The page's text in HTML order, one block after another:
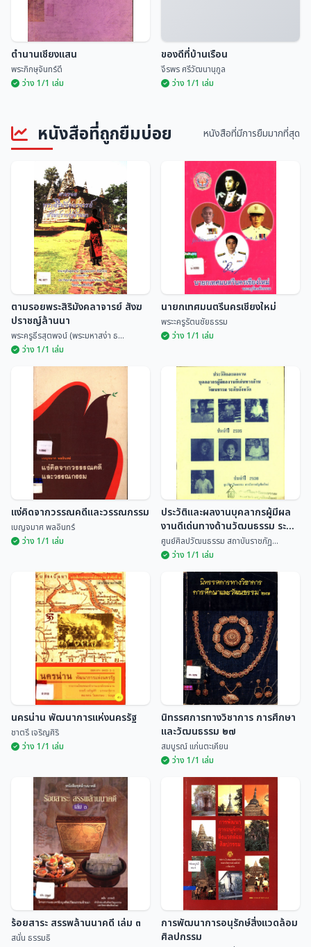
ตำนานเชียงแสน
ตำนานเชียงแสน
พระภิกษุจันทร์ดี
ว่าง 1/1 เล่ม
ของดีที่บ้านเรือน
จีรพร ศรีวัฒนานุกูล
ว่าง 1/1 เล่ม
หนังสือที่ถูกยืมบ่อย หนังสือที่มีการยืมมากที่สุด
ตามรอยพระสิริมังคลาจารย์ สังฆ
ปราชญ์ล้านนา
พระครูธีรสุตพจน์ (พร...
ตามรอยพระสิริมังคลาจารย์ สังฆ
ปราชญ์ล้านนา
พระครูธีรสุตพจน์ (พระมหาสง่า ธ...
ว่าง 1/1 เล่ม
นายกเทศมนตรีนครเชียงใหม่
พระะครูรัตนชัยธรรม
นายกเทศมนตรีนครเชียงใหม่
พระะครูรัตนชัยธรรม
ว่าง 1/1 เล่ม
แง่คิดจากวรรณคดีและ
วรรณกรรม
เบญจมาศ พลอินทร์
แง่คิดจากวรรณคดีและวรรณกรรม
เบญจมาศ พลอินทร์
ว่าง 1/1 เล่ม
ประวัติและผลงานบุคลากรผู้มีผล
งานดีเด่นทางด้านวัฒนธรรม
ระดับจังหวัด ประจำปี 2535
ศูนย์ศิลปวัฒนธรรม สถ...
ประวัติและผลงานบุคลากรผู้มีผล
งานดีเด่นทางด้านวัฒนธรรม ระดับ
จังหวัด ประจำปี 2535
ศูนย์ศิลปวัฒนธรรม สถาบันราชภัฏ...
ว่าง 1/1 เล่ม
นครน่าน พัฒนาการแห่งนครรัฐ
ชาตรี เจริญศิริ
นครน่าน พัฒนาการแห่งนครรัฐ
ชาตรี เจริญศิริ
ว่าง 1/1 เล่ม
นิทรรศการทางวิชาการ การศึกษา
และวัฒนธรรม ๒๗
สมบูรณ์ แก่นตะเคียน
นิทรรศการทางวิชาการ การศึกษา
และวัฒนธรรม ๒๗
สมบูรณ์ แก่นตะเคียน
ว่าง 1/1 เล่ม
ร้อยสาระ สรรพล้านนาคดี เล่ม ๓
สนั่น ธรรมธิ
การพัฒนาการอนุรักษ์สิ่งแวดล้อม
ศิลปกรรม